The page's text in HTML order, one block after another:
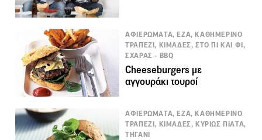
ΑΦΙΕΡΩΜΑΤΑ, ΕΖΑ, ΚΑΘΗΜΕΡΙΝΟ
ΤΡΑΠΕΖΙ, ΚΙΜΑΔΕΣ, ΣΤΟ ΠΙ ΚΑΙ ΦΙ,
ΣΧΑΡΑΣ - BBQ
Cheeseburgers με
αγγουράκι τουρσί
ΑΦΙΕΡΩΜΑΤΑ, ΕΖΑ, ΚΑΘΗΜΕΡΙΝΟ
ΤΡΑΠΕΖΙ, ΚΙΜΑΔΕΣ, ΚΥΡΙΩΣ ΠΙΑΤΑ,
ΤΗΓΑΝΙ